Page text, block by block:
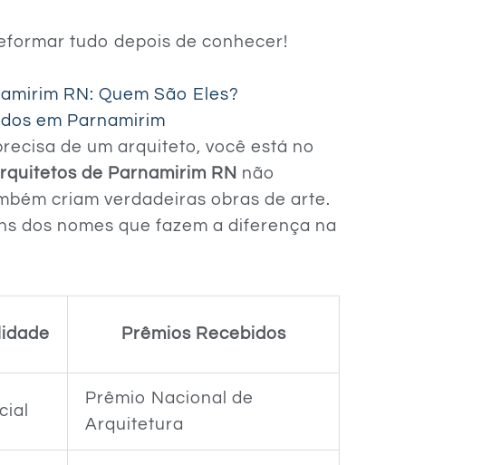
tudo depois de conhecer!
RN: Quem São Eles?
em Parnamirim
de um arquiteto, você está no
de Parnamirim RN não
criam verdadeiras obras de arte.
dos nomes que fazem a diferença na
Prêmios Recebidos
Prêmio Nacional de
Arquitetura